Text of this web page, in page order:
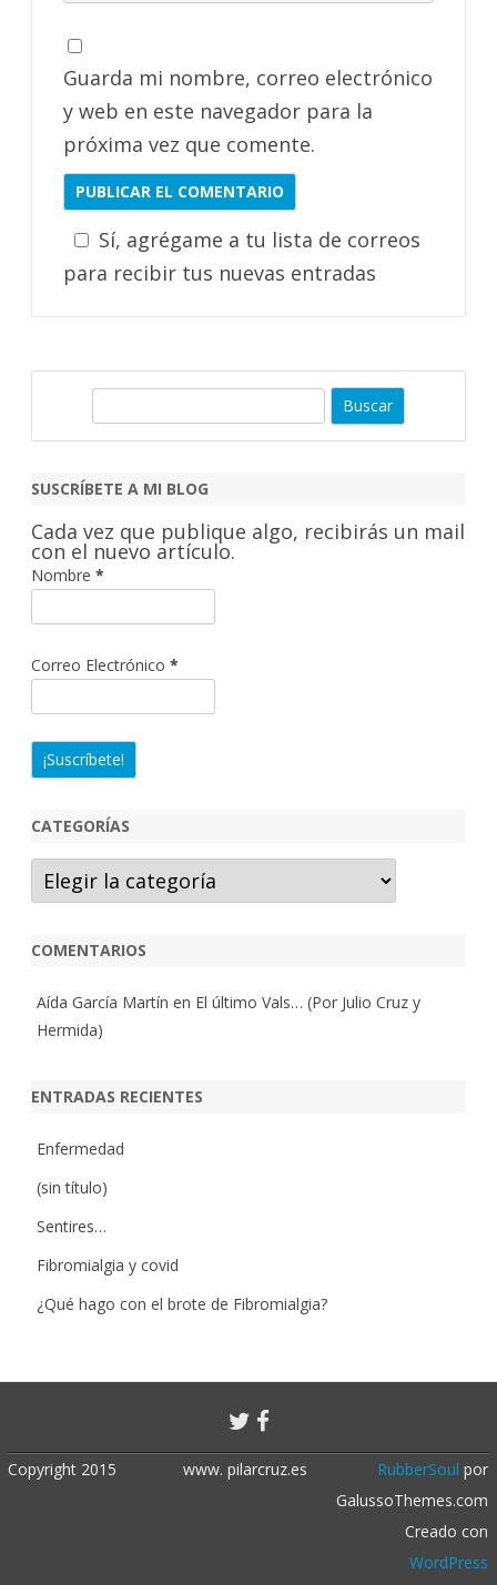
Guarda mi nombre, correo electrónico
y web en este navegador para la
próxima vez que comente.
Sí, agrégame a tu lista de correos
para recibir tus nuevas entradas
c
r
SUSCRÍBETE A MI BLOG
Cada vez que publique algo, recibirás un mail
con el nuevo artículo.
Nombre *
Correo Electrónico *
CATEGORÍAS
Categorías
COMENTARIOS
Aída García Martín en El último Vals… (Por Julio Cruz y
Hermida)
ENTRADAS RECIENTES
Enfermedad
(sin título)
Sentires…
Fibromialgia y covid
¿Qué hago con el brote de Fibromialgia?
Copyright 2015 www. pilarcruz.es RubberSoul por
GalussoThemes.com
Creado con
WordPress